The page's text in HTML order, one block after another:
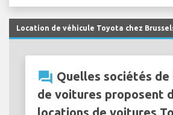
Location de véhicule Toyota chez
question_answer Quelles sociétés
de voitures proposent